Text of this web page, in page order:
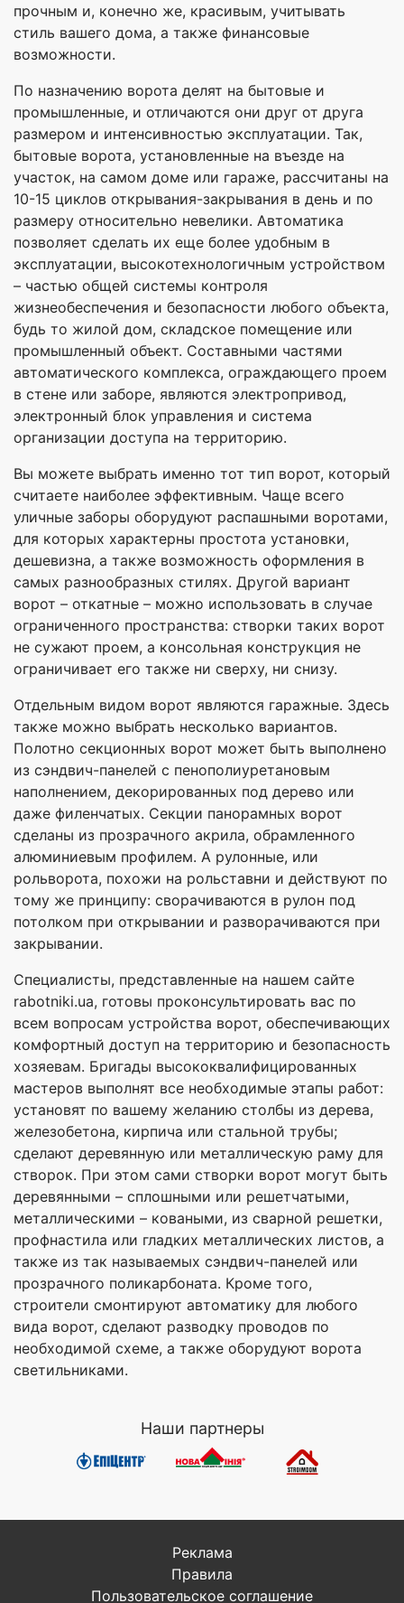
прочным и, конечно же, красивым, учитывать
стиль вашего дома, а также финансовые
возможности.
По назначению ворота делят на бытовые и
промышленные, и отличаются они друг от друга
размером и интенсивностью эксплуатации. Так,
бытовые ворота, установленные на въезде на
участок, на самом доме или гараже, рассчитаны на
10-15 циклов открывания-закрывания в день и по
размеру относительно невелики. Автоматика
позволяет сделать их еще более удобным в
эксплуатации, высокотехнологичным устройством
– частью общей системы контроля
жизнеобеспечения и безопасности любого объекта,
будь то жилой дом, складское помещение или
промышленный объект. Составными частями
автоматического комплекса, ограждающего проем
в стене или заборе, являются электропривод,
электронный блок управления и система
организации доступа на территорию.
Вы можете выбрать именно тот тип ворот, который
считаете наиболее эффективным. Чаще всего
уличные заборы оборудуют распашными воротами,
для которых характерны простота установки,
дешевизна, а также возможность оформления в
самых разнообразных стилях. Другой вариант
ворот – откатные – можно использовать в случае
ограниченного пространства: створки таких ворот
не сужают проем, а консольная конструкция не
ограничивает его также ни сверху, ни снизу.
Отдельным видом ворот являются гаражные. Здесь
также можно выбрать несколько вариантов.
Полотно секционных ворот может быть выполнено
из сэндвич-панелей с пенополиуретановым
наполнением, декорированных под дерево или
даже филенчатых. Секции панорамных ворот
сделаны из прозрачного акрила, обрамленного
алюминиевым профилем. А рулонные, или
рольворота, похожи на рольставни и действуют по
тому же принципу: сворачиваются в рулон под
потолком при открывании и разворачиваются при
закрывании.
Специалисты, представленные на нашем сайте
rabotniki.ua, готовы проконсультировать вас по
всем вопросам устройства ворот, обеспечивающих
комфортный доступ на территорию и безопасность
хозяевам. Бригады высококвалифицированных
мастеров выполнят все необходимые этапы работ:
установят по вашему желанию столбы из дерева,
железобетона, кирпича или стальной трубы;
сделают деревянную или металлическую раму для
створок. При этом сами створки ворот могут быть
деревянными – сплошными или решетчатыми,
металлическими – коваными, из сварной решетки,
профнастила или гладких металлических листов, а
также из так называемых сэндвич-панелей или
прозрачного поликарбоната. Кроме того,
строители смонтируют автоматику для любого
вида ворот, сделают разводку проводов по
необходимой схеме, а также оборудуют ворота
светильниками.
Наши партнеры
Реклама
Правила
Пользовательское соглашение